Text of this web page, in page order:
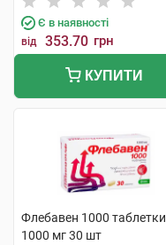
Є в наявності
від 353.70 грн
КУПИТИ
Флебавен 1000 таблетки
1000 мг 30 шт